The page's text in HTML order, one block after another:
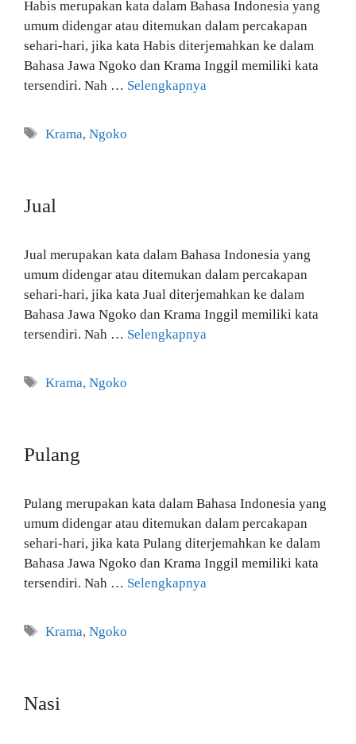
Habis merupakan kata dalam Bahasa Indonesia yang
umum didengar atau ditemukan dalam percakapan
sehari-hari, jika kata Habis diterjemahkan ke dalam
Bahasa Jawa Ngoko dan Krama Inggil memiliki kata
tersendiri. Nah … Selengkapnya
Tag
Krama,Ngoko
Jual
Jual merupakan kata dalam Bahasa Indonesia yang
umum didengar atau ditemukan dalam percakapan
sehari-hari, jika kata Jual diterjemahkan ke dalam
Bahasa Jawa Ngoko dan Krama Inggil memiliki kata
tersendiri. Nah … Selengkapnya
Tag
Krama,Ngoko
Pulang
Pulang merupakan kata dalam Bahasa Indonesia yang
umum didengar atau ditemukan dalam percakapan
sehari-hari, jika kata Pulang diterjemahkan ke dalam
Bahasa Jawa Ngoko dan Krama Inggil memiliki kata
tersendiri. Nah … Selengkapnya
Tag
Krama,Ngoko
Nasi